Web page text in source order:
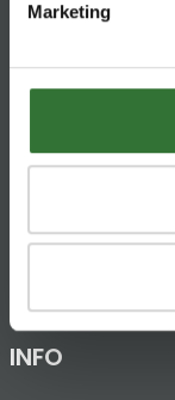
Marketing
DK-8680 RY
@:
INFO